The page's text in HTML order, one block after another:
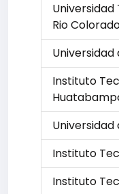
Universidad
Rio
Universidad
Instituto
Universidad
Instituto
Instituto